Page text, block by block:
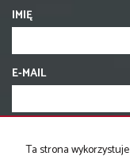
IMIĘ
E-MAIL
Ta strona